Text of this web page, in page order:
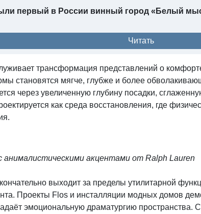
первый в России винный город «Белый
Читать
трансформация представлений о
становятся мягче, глубже и более
через увеличенную глубину посадки,
как среда восстановления, где
акцентами от Ralph Lauren
выходит за пределы утилитарной
Проекты Flos и инсталляции модных домов
эмоциональную драматургию пространства.